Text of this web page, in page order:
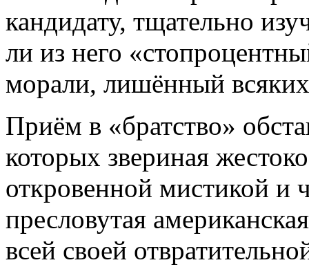
кандидату, тщательно
ли из него
морали, лишённый всяких
Приём в «братство»
которых звериная
откровенной мистикой и
пресловутая
всей своей